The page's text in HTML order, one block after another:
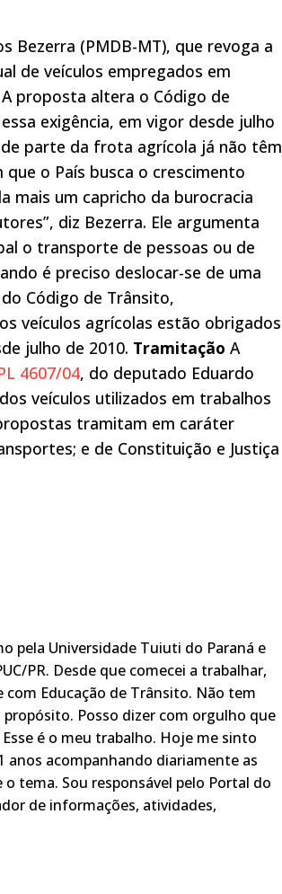
Bezerra (PMDB-MT), que revoga a
de veículos empregados em
proposta altera o Código de
exigência, em vigor desde julho
parte da frota agrícola já não têm
o País busca o crescimento
mais um capricho da burocracia
diz Bezerra. Ele argumenta
o transporte de pessoas ou de
é preciso deslocar-se de uma
Código de Trânsito,
veículos agrícolas estão obrigados
julho de 2010. Tramitação A
4607/04, do deputado Eduardo
veículos utilizados em trabalhos
tramitam em caráter
e de Constituição e Justiça
pela Universidade Tuiuti do Paraná e
PR. Desde que comecei a trabalhar,
Educação de Trânsito. Não tem
Posso dizer com orgulho que
é o meu trabalho. Hoje me sinto
anos acompanhando diariamente as
tema. Sou responsável pelo Portal do
de informações, atividades,